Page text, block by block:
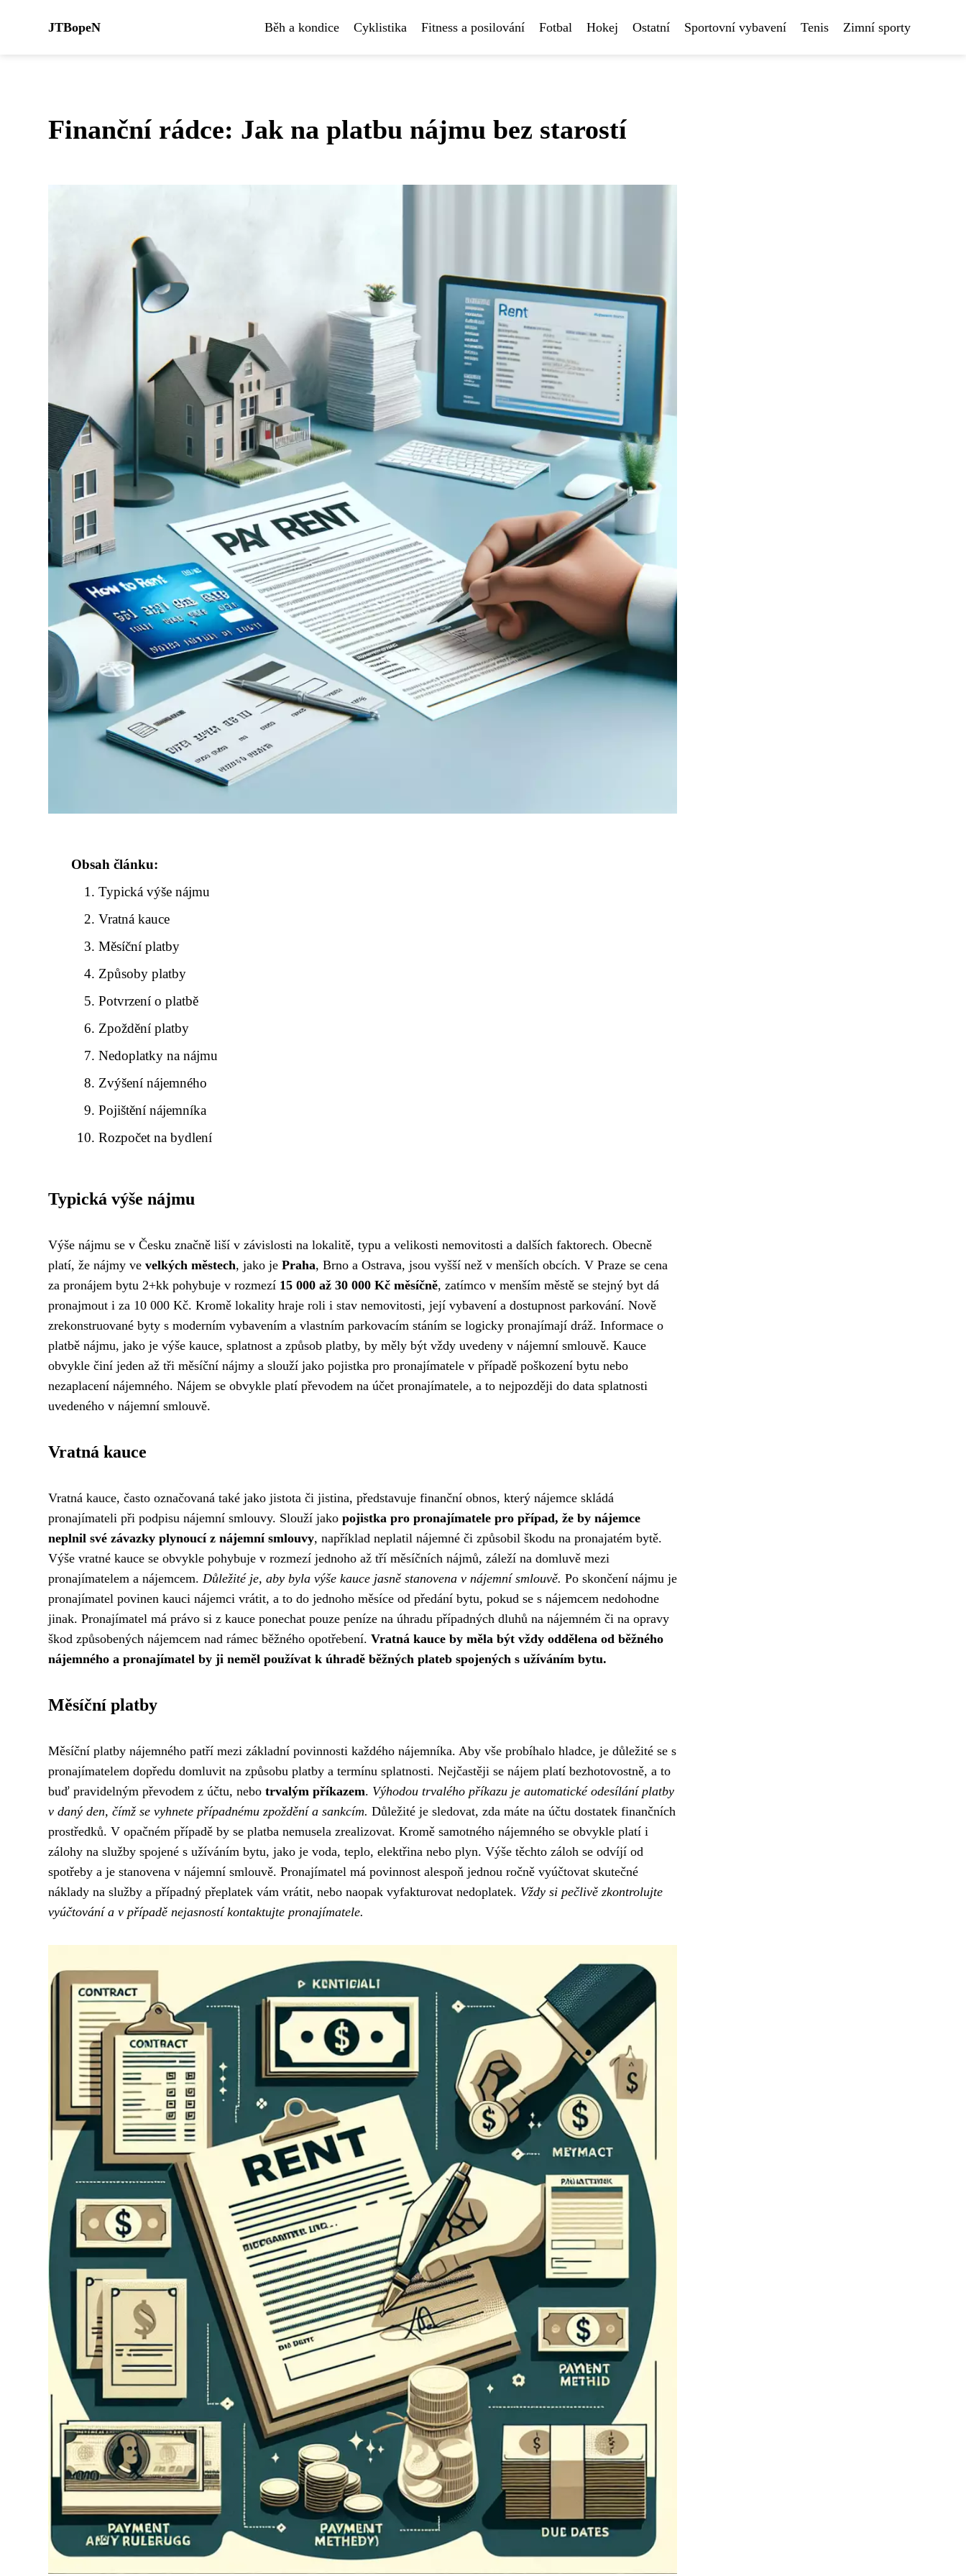
JTBopeN Běh a kondice Cyklistika Fitness a posilování Fotbal Hokej Ostatní Sportovní vybavení Tenis Zimní sporty
Finanční rádce: Jak na platbu nájmu bez starostí
Obsah článku:
Typická výše nájmu
Vratná kauce
Měsíční platby
Způsoby platby
Potvrzení o platbě
Zpoždění platby
Nedoplatky na nájmu
Zvýšení nájemného
Pojištění nájemníka
Rozpočet na bydlení
Typická výše nájmu
Výše nájmu se v Česku značně liší v závislosti na lokalitě, typu a velikosti nemovitosti a dalších faktorech. Obecně
platí, že nájmy ve velkých městech, jako je Praha, Brno a Ostrava, jsou vyšší než v menších obcích. V Praze se cena
za pronájem bytu 2+kk pohybuje v rozmezí 15 000 až 30 000 Kč měsíčně, zatímco v menším městě se stejný byt dá
pronajmout i za 10 000 Kč. Kromě lokality hraje roli i stav nemovitosti, její vybavení a dostupnost parkování. Nově
zrekonstruované byty s moderním vybavením a vlastním parkovacím stáním se logicky pronajímají dráž. Informace o
platbě nájmu, jako je výše kauce, splatnost a způsob platby, by měly být vždy uvedeny v nájemní smlouvě. Kauce
obvykle činí jeden až tři měsíční nájmy a slouží jako pojistka pro pronajímatele v případě poškození bytu nebo
nezaplacení nájemného. Nájem se obvykle platí převodem na účet pronajímatele, a to nejpozději do data splatnosti
uvedeného v nájemní smlouvě.
Vratná kauce
Vratná kauce, často označovaná také jako jistota či jistina, představuje finanční obnos, který nájemce skládá
pronajímateli při podpisu nájemní smlouvy. Slouží jako pojistka pro pronajímatele pro případ, že by nájemce
neplnil své závazky plynoucí z nájemní smlouvy, například neplatil nájemné či způsobil škodu na pronajatém bytě.
Výše vratné kauce se obvykle pohybuje v rozmezí jednoho až tří měsíčních nájmů, záleží na domluvě mezi
pronajímatelem a nájemcem. Důležité je, aby byla výše kauce jasně stanovena v nájemní smlouvě. Po skončení nájmu je
pronajímatel povinen kauci nájemci vrátit, a to do jednoho měsíce od předání bytu, pokud se s nájemcem nedohodne
jinak. Pronajímatel má právo si z kauce ponechat pouze peníze na úhradu případných dluhů na nájemném či na opravy
škod způsobených nájemcem nad rámec běžného opotřebení. Vratná kauce by měla být vždy oddělena od běžného
nájemného a pronajímatel by ji neměl používat k úhradě běžných plateb spojených s užíváním bytu.
Měsíční platby
Měsíční platby nájemného patří mezi základní povinnosti každého nájemníka. Aby vše probíhalo hladce, je důležité se s
pronajímatelem dopředu domluvit na způsobu platby a termínu splatnosti. Nejčastěji se nájem platí bezhotovostně, a to
buď pravidelným převodem z účtu, nebo trvalým příkazem. Výhodou trvalého příkazu je automatické odesílání platby
v daný den, čímž se vyhnete případnému zpoždění a sankcím. Důležité je sledovat, zda máte na účtu dostatek finančních
prostředků. V opačném případě by se platba nemusela zrealizovat. Kromě samotného nájemného se obvykle platí i
zálohy na služby spojené s užíváním bytu, jako je voda, teplo, elektřina nebo plyn. Výše těchto záloh se odvíjí od
spotřeby a je stanovena v nájemní smlouvě. Pronajímatel má povinnost alespoň jednou ročně vyúčtovat skutečné
náklady na služby a případný přeplatek vám vrátit, nebo naopak vyfakturovat nedoplatek. Vždy si pečlivě zkontrolujte
vyúčtování a v případě nejasností kontaktujte pronajímatele.